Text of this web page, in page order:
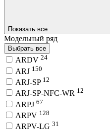
Показать все
Модельный ряд
Выбрать все
ARDV 24
ARJ 150
ARJ-SP 12
ARJ-SP-NFC-WR 12
ARPJ 67
ARPV 128
ARPV-LG 31